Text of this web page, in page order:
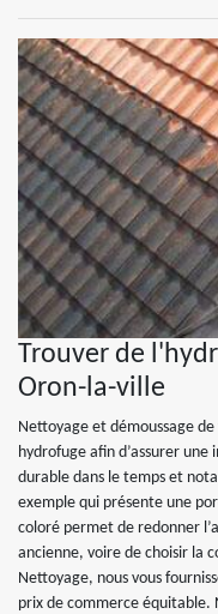
Trouver de
Oron-la-ville
Nettoyage et démoussage
hydrofuge afin d’assurer
durable dans le temps et
exemple qui présente une
coloré permet de redonner
ancienne, voire de choisir la
Nettoyage, nous vous
prix de commerce équitable.